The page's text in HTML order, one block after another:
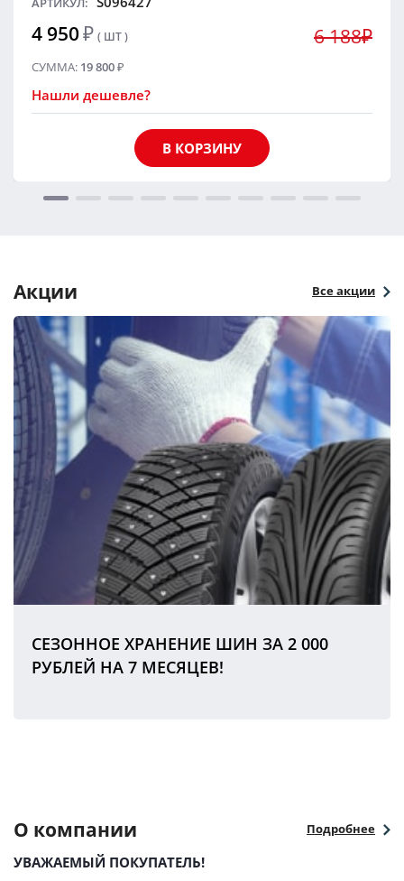
4 950₽ ( ШТ ) 6 188₽
СУММА: 19 800₽
Нашли дешевле?
В КОРЗИНУ
Акции Все акции
СЕЗОННОЕ ХРАНЕНИЕ ШИН ЗА 2 000
РУБЛЕЙ НА 7 МЕСЯЦЕВ!
О компании Подробнее
УВАЖАЕМЫЙ ПОКУПАТЕЛЬ!